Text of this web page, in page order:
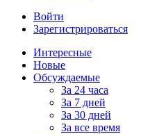
Войти
Зарегистрироваться
Интересные
Новые
Обсуждаемые
За 24 часа
За 7 дней
За 30 дней
За все время